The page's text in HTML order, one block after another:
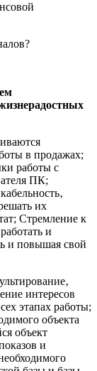
в продажах;
работы с
ПК;
их
Стремление к
и
и повышая свой
интересов
этапах работы;
объекта
объект
и